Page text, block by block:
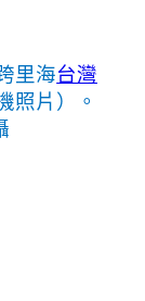
里海台灣
照片）。